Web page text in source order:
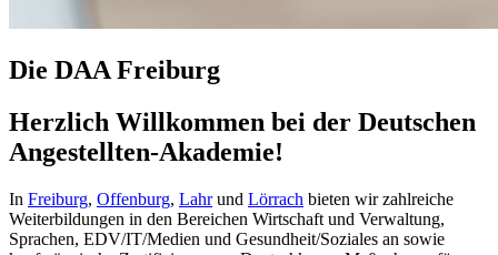
Die DAA Freiburg
Herzlich Willkommen bei der Deutschen
Angestellten-Akademie!
In Freiburg, Offenburg, Lahrund Lörrach bieten wir zahlreiche
Weiterbildungen in den Bereichen Wirtschaft und Verwaltung,
Sprachen, EDV/IT/Medien und Gesundheit/Soziales an sowie